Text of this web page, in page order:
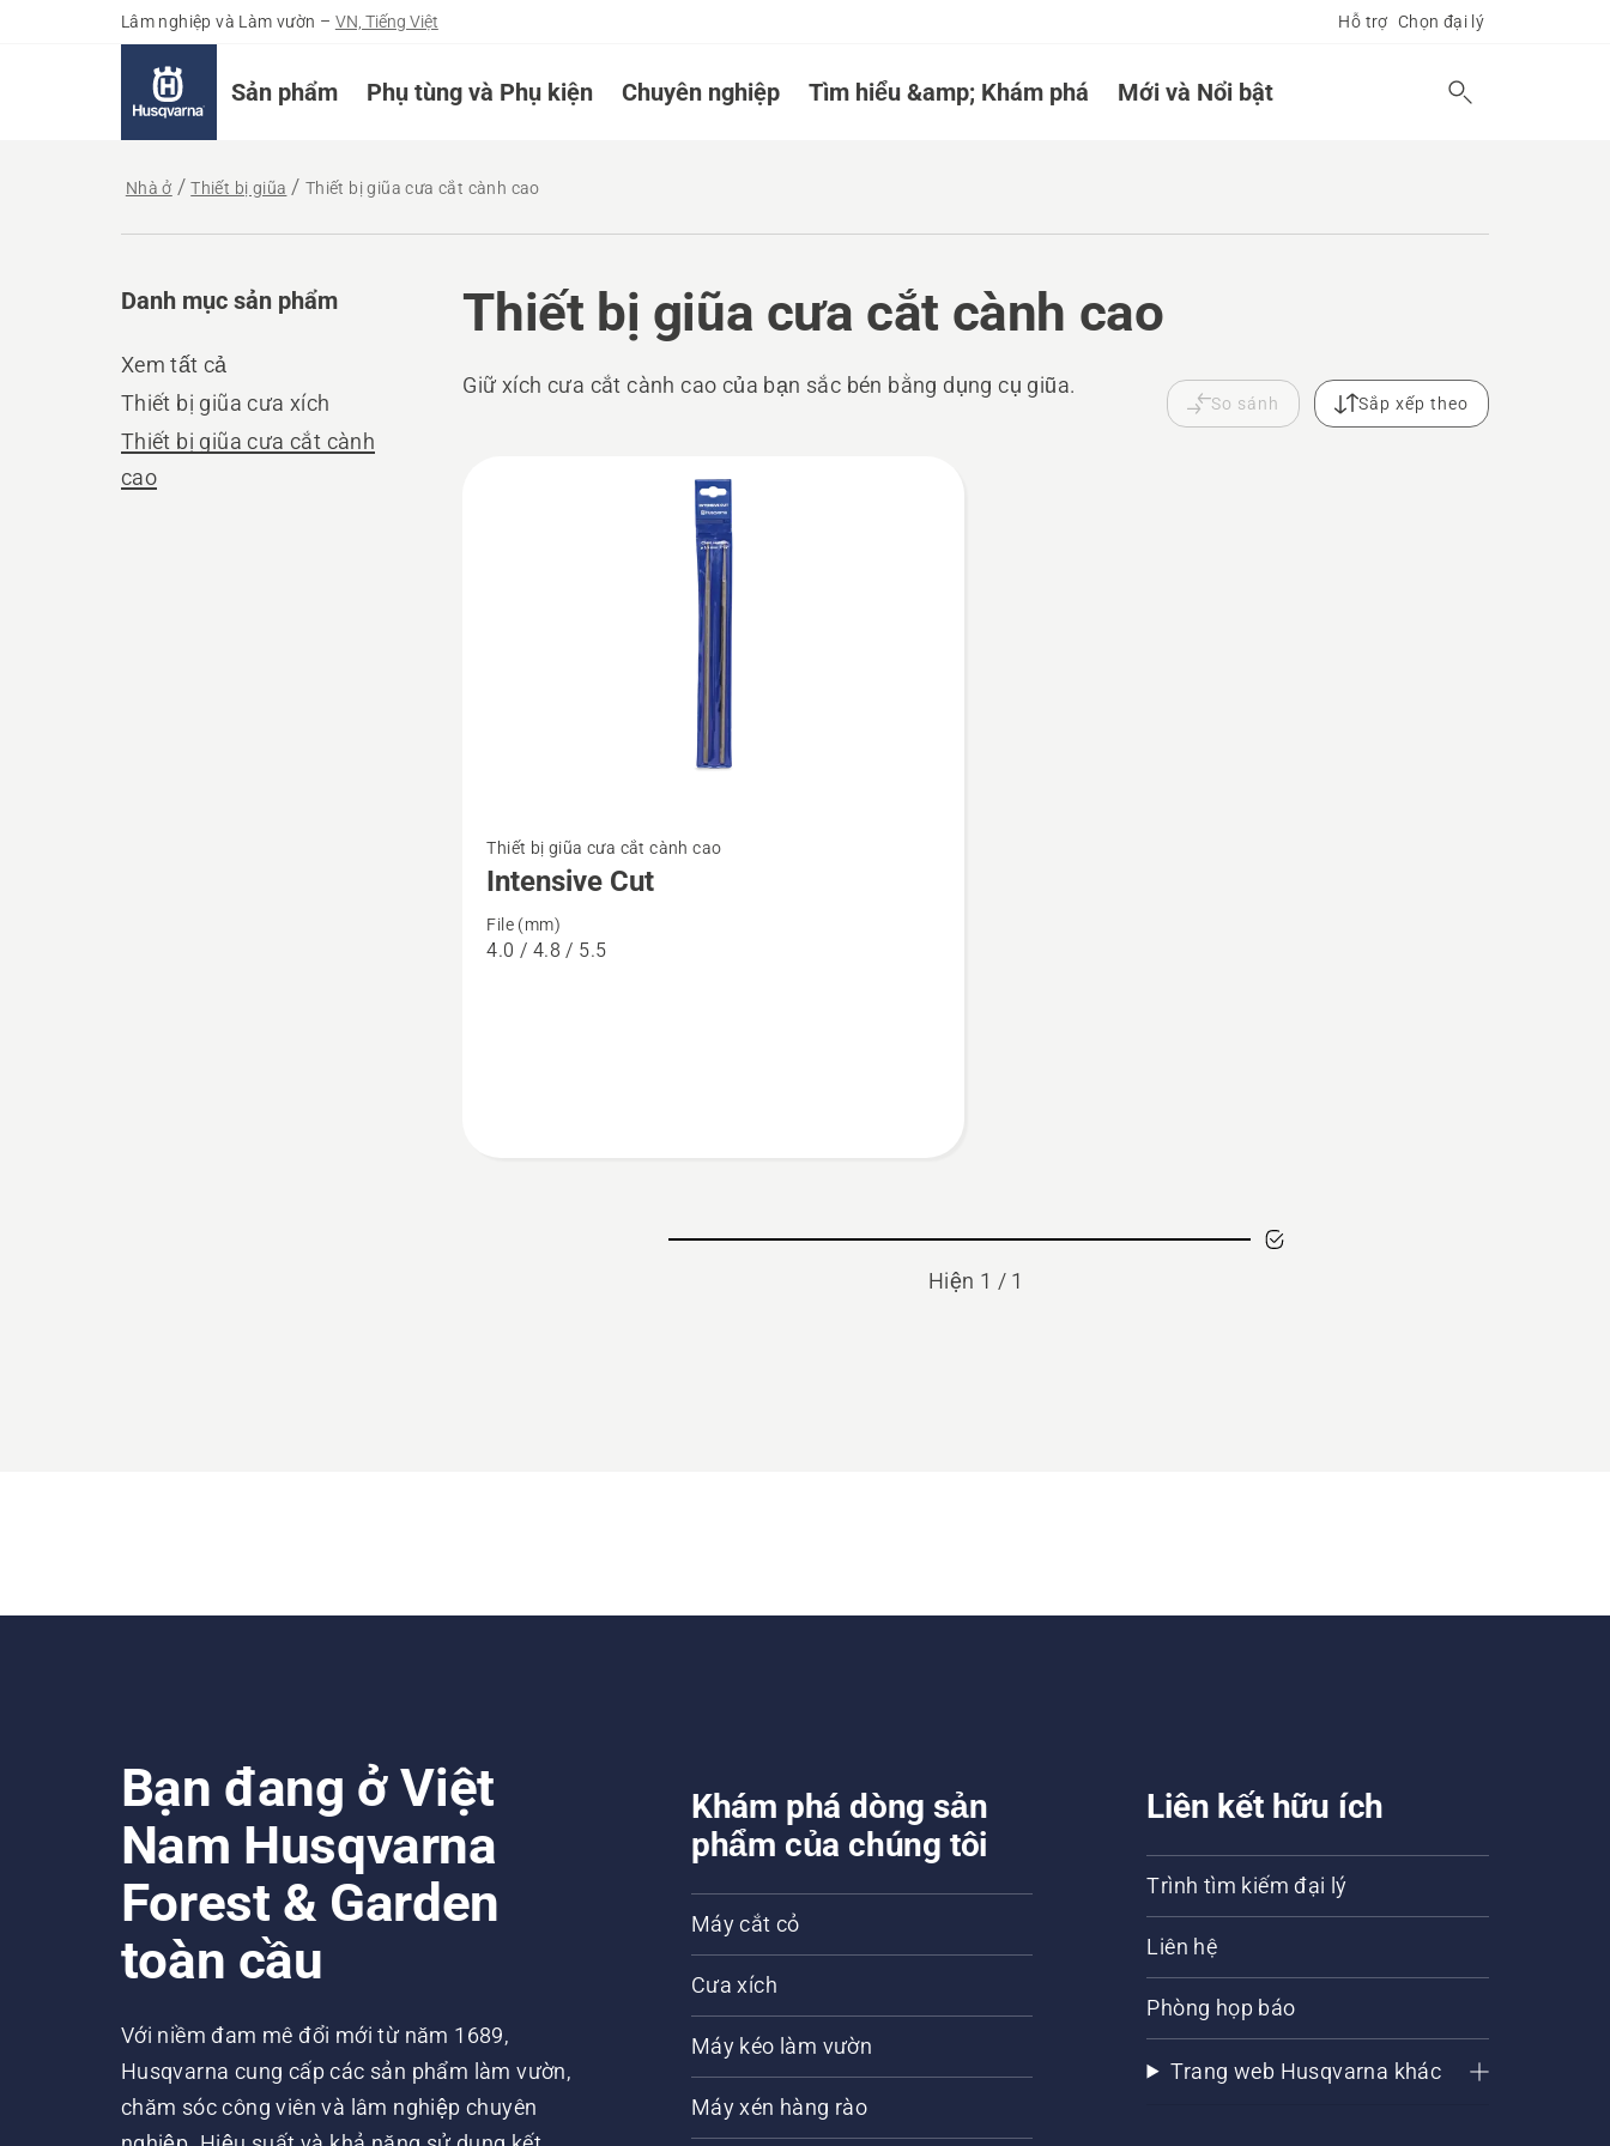
Lâm nghiệp và Làm vườn – VN, Tiếng Việt Hỗ trợ Chọn đại lý
Sản phẩm Phụ tùng và Phụ kiện Chuyên nghiệp Tìm hiểu &amp; Khám phá Mới và Nổi bật
Nhà ở Thiết bị giũa Thiết bị giũa cưa cắt cành cao
Thiết bị giũa cưa cắt cành cao
Danh mục sản phẩm
Xem tất cả
Thiết bị giũa cưa xích
Thiết bị giũa cưa cắt cành
cao
Giữ xích cưa cắt cành cao của bạn sắc bén bằng dụng cụ giũa.
So sánh Sắp xếp theo
thêm
chi
tiết
Thiết bị giũa cưa cắt cành cao
Intensive Cut
File (mm)
4.0 / 4.8 / 5.5
Hiện 1 / 1
Bạn đang ở Việt
Nam Husqvarna
Forest & Garden
toàn cầu
Với niềm đam mê đổi mới từ năm 1689,
Husqvarna cung cấp các sản phẩm làm vườn,
chăm sóc công viên và lâm nghiệp chuyên
Khám phá dòng sản
phẩm của chúng tôi
Máy cắt cỏ
Cưa xích
Máy kéo làm vườn
Máy xén hàng rào
Liên kết hữu ích
Trình tìm kiếm đại lý
Liên hệ
Phòng họp báo
Trang web Husqvarna khác